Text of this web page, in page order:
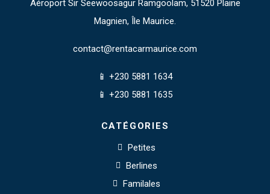
Aéroport Sir Seewoosagur Ramgoolam, 51520 Plaine
Magnien, Île Maurice.
contact@rentacarmaurice.com
📱 +230 5881 1634
📱 +230 5881 1635
CATÉGORIES
Petites
Berlines
Familales